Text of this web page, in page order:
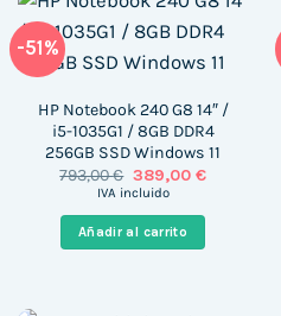
-51%
HP Notebook 240 G8 14″ /
i5-1035G1 / 8GB DDR4
256GB SSD Windows 11
793,00€ El
precio
era:
793,00 €.
389,00 €El
es:
IVA incluido
Añadir al carrito